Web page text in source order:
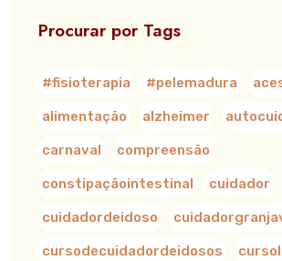
Procurar por Tags
#fisioterapia #pelemadura
alimentação alzheimer
carnaval compreensão
constipaçãointestinal cuidador
cuidadordeidoso
cursodecuidadordeidosos